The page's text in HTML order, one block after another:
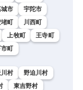
市
宇陀市
堵町
川西町
上牧町
王寺町
市町
川村
野迫川村
東吉野村